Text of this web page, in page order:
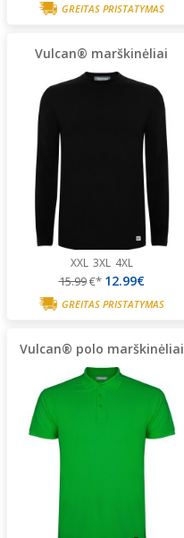
GREITAS PRISTATYMAS
Vulcan® marškinėliai
XXL 3XL 4XL
15.99€* 12.99€
GREITAS PRISTATYMAS
Vulcan® polo marškinėliai